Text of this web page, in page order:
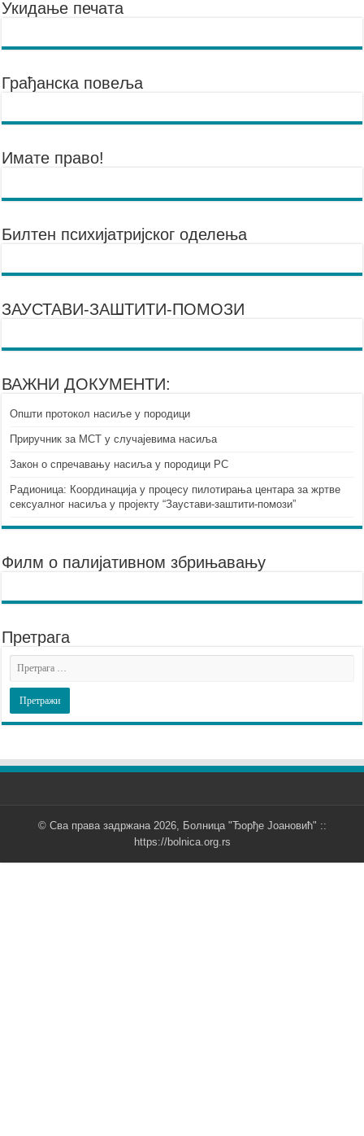
Укидање печата
Грађанска повеља
Имате право!
Билтен психијатријског оделења
ЗАУСТАВИ-ЗАШТИТИ-ПОМОЗИ
ВАЖНИ ДОКУМЕНТИ:
Општи протокол насиље у породици
Приручник за МСТ у случајевима насиља
Закон о спречавању насиља у породици РС
Радионица: Координација у процесу пилотирања центара за жртве
сексуалног насиља у пројекту “Заустави-заштити-помози”
Филм о палијативном збрињавању
Претрага
© Сва права задржана 2026, Болница "Ђорђе Јоановић" ::
https://bolnica.org.rs